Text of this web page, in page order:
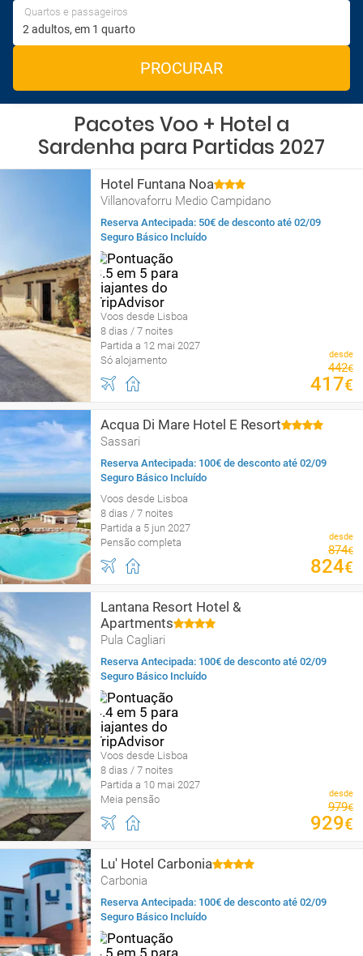
Quartos e passageiros
PROCURAR
Pacotes Voo + Hotel a
Sardenha para Partidas 2027
Hotel Funtana Noa
Villanovaforru Medio Campidano
Reserva Antecipada: 50€ de desconto até 02/09
Seguro Básico Incluído
Voos desde Lisboa
8 dias / 7 noites
Partida a 12 mai 2027
Só alojamento
desde
442€
417€
Acqua Di Mare Hotel E Resort
Sassari
Reserva Antecipada: 100€ de desconto até 02/09
Seguro Básico Incluído
Voos desde Lisboa
8 dias / 7 noites
Partida a 5 jun 2027
Pensão completa
desde
874€
824€
Lantana Resort Hotel &
Apartments
Pula Cagliari
Reserva Antecipada: 100€ de desconto até 02/09
Seguro Básico Incluído
Voos desde Lisboa
8 dias / 7 noites
Partida a 10 mai 2027
Meia pensão
desde
979€
929€
Lu' Hotel Carbonia
Carbonia
Reserva Antecipada: 100€ de desconto até 02/09
Seguro Básico Incluído